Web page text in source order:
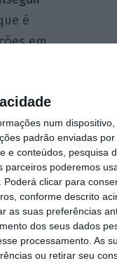
num
padrão enviadas
e conteúdos, pesquisa
poderemos
clicar para
conforme descrito
as suas preferências
dos seus dados
processamento. As
ou retirar seu
é
em
que
do
a